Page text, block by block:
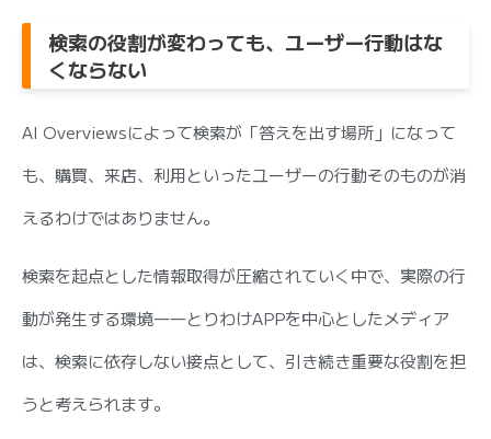
検索の役割が変わっても、ユーザー行動はな
くならない
AI Overviewsによって検索が「答えを出す場所」になって
も、購買、来店、利用といったユーザーの行動そのものが消
えるわけではありません。
検索を起点とした情報取得が圧縮されていく中で、実際の行
動が発生する環境――とりわけAPPを中心としたメディア
は、検索に依存しない接点として、引き続き重要な役割を担
うと考えられます。